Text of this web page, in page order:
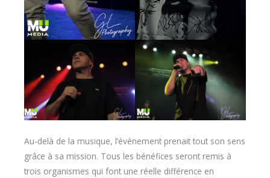
Au-delà de la musique, l’événement prenait tout son sens
grâce à sa mission. Tous les bénéfices seront remis à
trois organismes qui font une réelle différence en